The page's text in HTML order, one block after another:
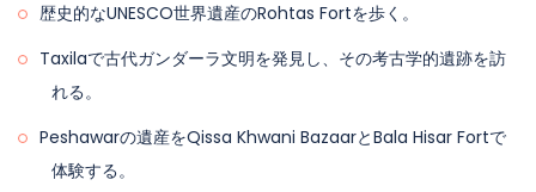
歴史的なUNESCO世界遺産のRohtas Fortを歩く。
Taxilaで古代ガンダーラ文明を発見し、その考古学的遺跡を訪
れる。
Peshawarの遺産をQissa Khwani BazaarとBala Hisar Fortで
体験する。